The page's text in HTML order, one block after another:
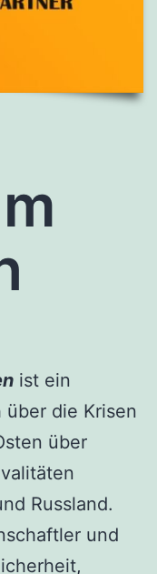
ist ein
die Krisen
über
Russland.
und